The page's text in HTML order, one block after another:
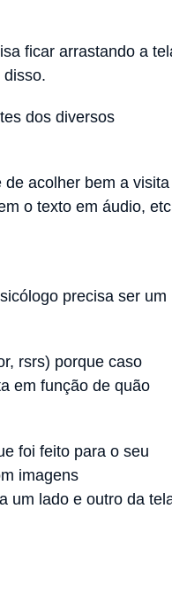
ficar arrastando a
dos diversos
acolher bem a visita
o texto em áudio,
precisa ser um
rsrs) porque caso
em função de quão
foi feito para o seu
imagens
um lado e outro da